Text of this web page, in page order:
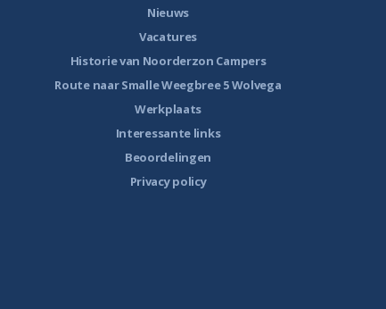
Nieuws
Vacatures
Historie van Noorderzon Campers
Route naar Smalle Weegbree 5 Wolvega
Werkplaats
Interessante links
Beoordelingen
Privacy policy